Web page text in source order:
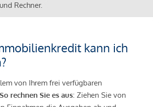
Rechner.
kann ich
von Ihrem frei verfügbaren
So rechnen Sie es aus: Ziehen Sie von